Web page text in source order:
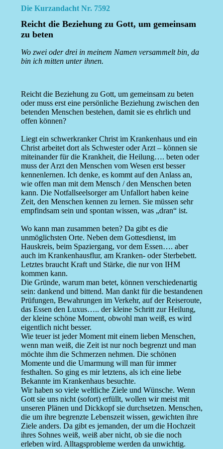
Die Kurzandacht Nr. 7592
Reicht die Beziehung zu Gott, um gemeinsam
zu beten
Wo zwei oder drei in meinem Namen versammelt bin, da
bin ich mitten unter ihnen.
Reicht die Beziehung zu Gott, um gemeinsam zu beten
oder muss erst eine persönliche Beziehung zwischen den
betenden Menschen bestehen, damit sie es ehrlich und
offen können?
Liegt ein schwerkranker Christ im Krankenhaus und ein
Christ arbeitet dort als Schwester oder Arzt – können sie
miteinander für die Krankheit, die Heilung…. beten oder
muss der Arzt den Menschen vom Wesen erst besser
kennenlernen. Ich denke, es kommt auf den Anlass an,
wie offen man mit dem Mensch / den Menschen beten
kann. Die Notfallseelsorger am Unfallort haben keine
Zeit, den Menschen kennen zu lernen. Sie müssen sehr
empfindsam sein und spontan wissen, was „dran“ ist.
Wo kann man zusammen beten? Da gibt es die
unmöglichsten Orte. Neben dem Gottesdienst, im
Hauskreis, beim Spaziergang, vor dem Essen…. aber
auch im Krankenhausflur, am Kranken- oder Sterbebett.
Letztes braucht Kraft und Stärke, die nur von IHM
kommen kann.
Die Gründe, warum man betet, können verschiedenartig
sein: dankend und bittend. Man dankt für die bestandenen
Prüfungen, Bewahrungen im Verkehr, auf der Reiseroute,
das Essen den Luxus….. der kleine Schritt zur Heilung,
der kleine schöne Moment, obwohl man weiß, es wird
eigentlich nicht besser.
Wie teuer ist jeder Moment mit einem lieben Menschen,
wenn man weiß, die Zeit ist nur noch begrenzt und man
möchte ihm die Schmerzen nehmen. Die schönen
Momente und die Umarmung will man für immer
festhalten. So ging es mir letztens, als ich eine liebe
Bekannte im Krankenhaus besuchte.
Wir haben so viele weltliche Ziele und Wünsche. Wenn
Gott sie uns nicht (sofort) erfüllt, wollen wir meist mit
unseren Plänen und Dickkopf sie durchsetzen. Menschen,
die um ihre begrenzte Lebenszeit wissen, gewichten ihre
Ziele anders. Da gibt es jemanden, der um die Hochzeit
ihres Sohnes weiß, weiß aber nicht, ob sie die noch
erleben wird. Alltagsprobleme werden da unwichtig.